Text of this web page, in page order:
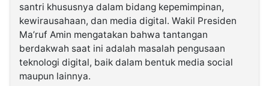
santri khususnya dalam bidang kepemimpinan,
kewirausahaan, dan media digital. Wakil Presiden
Ma’ruf Amin mengatakan bahwa tantangan
berdakwah saat ini adalah masalah pengusaan
teknologi digital, baik dalam bentuk media social
maupun lainnya.